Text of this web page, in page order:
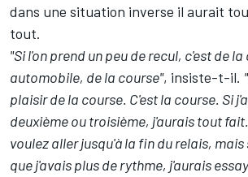
dans une situation inverse il aurait
tout.
"Si l'on prend un peu de recul, c'est de
automobile, de la course", insiste-t-il.
plaisir de la course. C'est la course. Si
deuxième ou troisième, j'aurais tout
voulez aller jusqu'à la fin du relais, mais
que j'avais plus de rythme, j'aurais